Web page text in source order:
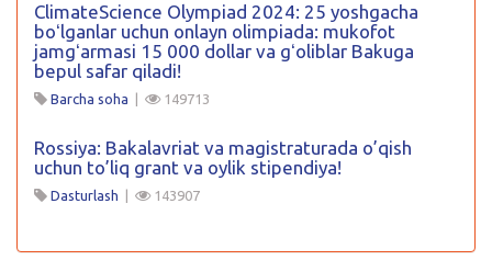
ClimateScience Olympiad 2024: 25 yoshgacha
boʻlganlar uchun onlayn olimpiada: mukofot
jamgʻarmasi 15 000 dollar va gʻoliblar Bakuga
bepul safar qiladi!
Barcha soha 149713
Rossiya: Bakalavriat va magistraturada o’qish
uchun to’liq grant va oylik stipendiya!
Dasturlash 143907